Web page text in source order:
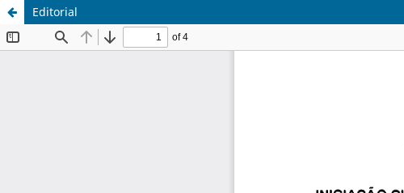
Editorial